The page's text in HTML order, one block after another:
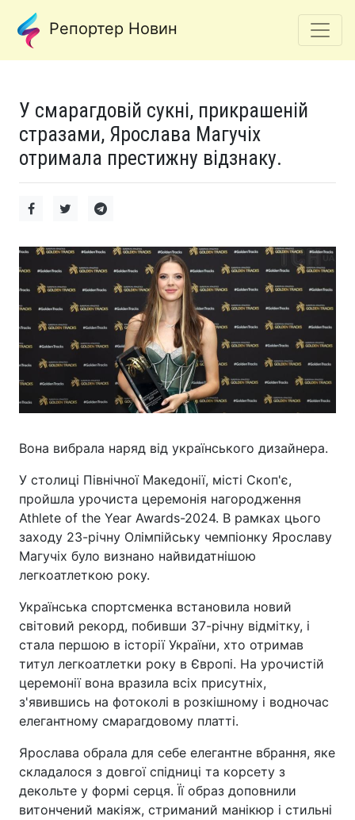
Репортер Новин
У смарагдовій сукні, прикрашеній
стразами, Ярослава Магучіх
отримала престижну відзнаку.
Вона вибрала наряд від українського дизайнера.
У столиці Північної Македонії, місті Скоп'є,
пройшла урочиста церемонія нагородження
Athlete of the Year Awards-2024. В рамках цього
заходу 23-річну Олімпійську чемпіонку Ярославу
Магучіх було визнано найвидатнішою
легкоатлеткою року.
Українська спортсменка встановила новий
світовий рекорд, побивши 37-річну відмітку, і
стала першою в історії України, хто отримав
титул легкоатлетки року в Європі. На урочистій
церемонії вона вразила всіх присутніх,
з'явившись на фотоколі в розкішному і водночас
елегантному смарагдовому платті.
Ярослава обрала для себе елегантне вбрання, яке
складалося з довгої спідниці та корсету з
декольте у формі серця. Її образ доповнили
витончений макіяж, стриманий манікюр і стильні